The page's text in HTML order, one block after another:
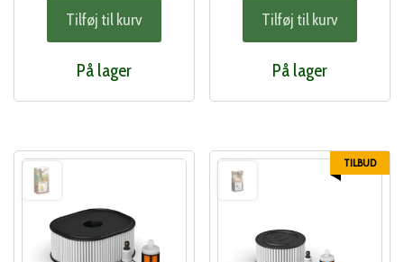
Tilføj til kurv
På lager
Tilføj til kurv
På lager
TILBUD